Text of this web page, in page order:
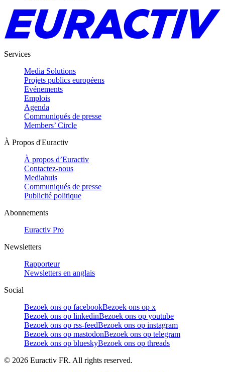
Services
Media Solutions
Projets publics européens
Evénements
Emplois
Agenda
Communiqués de presse
Members’ Circle
À Propos d'Euractiv
À propos d’Euractiv
Contactez-nous
Mediahuis
Communiqués de presse
Publicité politique
Abonnements
Euractiv Pro
Newsletters
Rapporteur
Newsletters en anglais
Social
Bezoek ons op facebookBezoek ons op x
Bezoek ons op linkedinBezoek ons op youtube
Bezoek ons op rss-feedBezoek ons op instagram
Bezoek ons op mastodonBezoek ons op telegram
Bezoek ons op blueskyBezoek ons op threads
© 2026 Euractiv FR. All rights reserved.